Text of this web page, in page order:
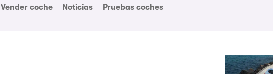
Vender coche Noticias Pruebas coches